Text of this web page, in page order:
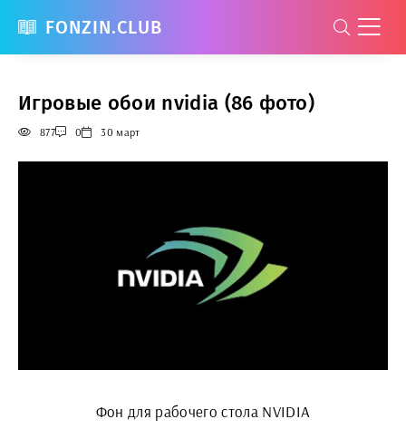
FONZIN.CLUB
Игровые обои nvidia (86 фото)
877 0 30 март
Фон для рабочего стола NVIDIA